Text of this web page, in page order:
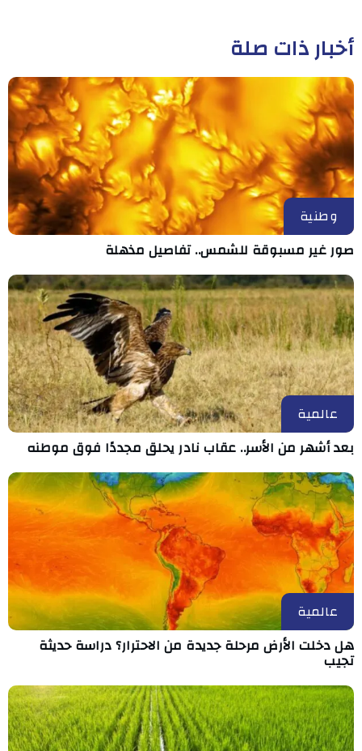
أخبار ذات صلة
وطنية
صور غير مسبوقة للشمس.. تفاصيل مذهلة
عالمية
بعد أشهر من الأسر.. عقاب نادر يحلق مجددًا فوق موطنه
عالمية
هل دخلت الأرض مرحلة جديدة من الاحترار؟ دراسة حديثة
تجيب